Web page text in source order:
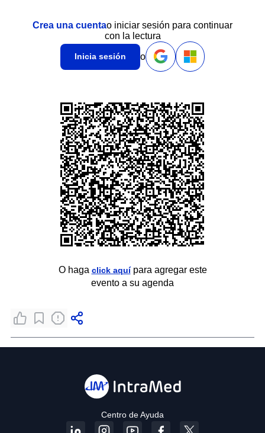
Crea una cuentao iniciar sesión para continuar
con la lectura
Inicia sesión o
O haga click aquípara agregar este
evento a su agenda
Centro de Ayuda